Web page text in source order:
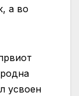
а во
усвоен